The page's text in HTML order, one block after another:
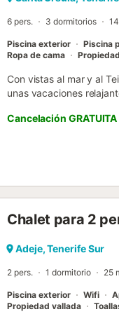
6 pers. 3 dormitorios
Piscina exterior Piscina
Ropa de cama
Con vistas al mar y al
unas vacaciones
baño adicional y por lo
alta velocidad con un
un gimnasio
disponibles bajo
abierta, una terraza
aparcamiento gratuito
apto para hacer
Cancelación GRATUITA
Chalet para 2
Adeje, Tenerife Sur
2 pers. 1 dormitorio 25
Piscina exterior Wifi
Propiedad vallada